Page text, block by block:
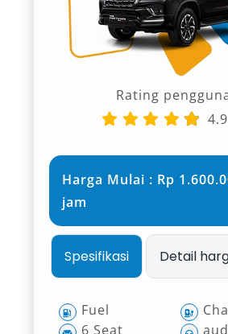
Rating
4.9
Harga Mulai : Rp
jam
Spesifikasi Detail
Fuel
6 Seat